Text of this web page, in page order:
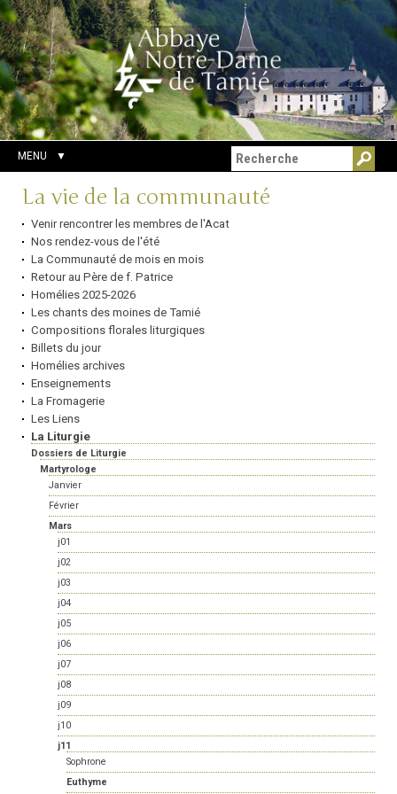
Aller
au
contenu.
|
Aller
à
la
navigation
Outils
personnels
Chercher par
Recherche
avancée…
MENU
Navigation
La vie de la communauté
Venir rencontrer les membres de l'Acat
Nos rendez-vous de l'été
La Communauté de mois en mois
Retour au Père de f. Patrice
Homélies 2025-2026
Les chants des moines de Tamié
Compositions florales liturgiques
Billets du jour
Homélies archives
Enseignements
La Fromagerie
Les Liens
La Liturgie
Dossiers de Liturgie
Martyrologe
Janvier
Février
Mars
j01
j02
j03
j04
j05
j06
j07
j08
j09
j10
j11
Sophrone
Euthyme